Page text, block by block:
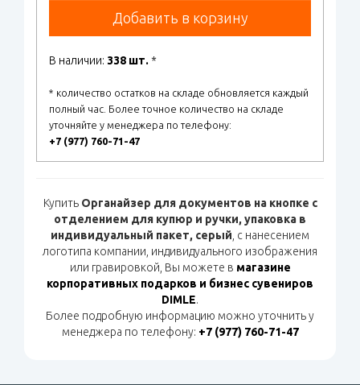
Добавить в корзину
В наличии: 338 шт. *
* количество остатков на складе обновляется каждый
полный час. Более точное количество на складе
уточняйте у менеджера по телефону:
+7 (977) 760-71-47
Купить Органайзер для документов на кнопке с
отделением для купюр и ручки, упаковка в
индивидуальный пакет, серый, с нанесением
логотипа компании, индивидуального изображения
или гравировкой, Вы можете в магазине
корпоративных подарков и бизнес сувениров
DIMLE.
Более подробную информацию можно уточнить у
менеджера по телефону: +7 (977) 760-71-47